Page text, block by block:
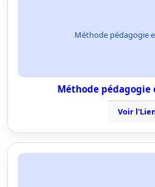
Méthode pédagogie
Méthode pédagogie
Voir